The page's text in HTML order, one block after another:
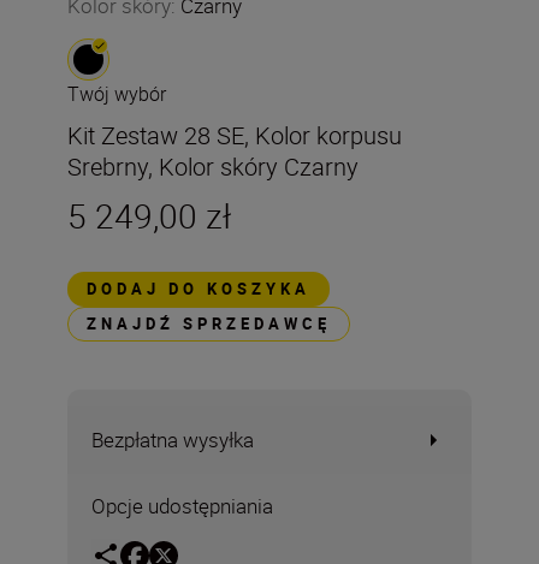
Twój wybór
Kit Zestaw 28 SE, Kolor korpusu
Srebrny, Kolor skóry Czarny
5 249,00 zł
DODAJ DO KOSZYKA
ZNAJDŹ SPRZEDAWCĘ
Bezpłatna wysyłka
Opcje udostępniania